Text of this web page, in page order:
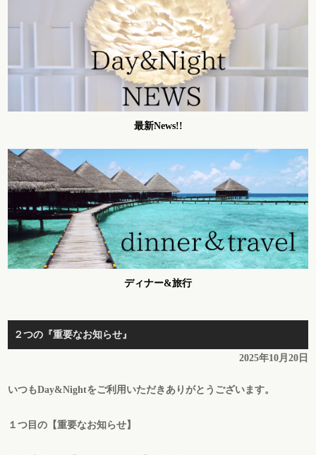
最新News!!
ディナー&旅行
２つの『重要なお知らせ』
2025年10月20日
いつもDay&Nightをご利用いただきありがとうございます。
１つ目の 【重要なお知らせ】